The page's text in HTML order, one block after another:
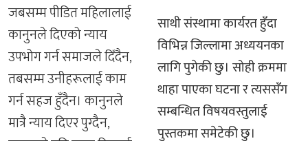
जबसम्म पीडित महिलालाई
कानुनले दिएको न्याय
उपभोग गर्न समाजले दिँदैन,
तबसम्म उनीहरूलाई काम
गर्न सहज हुँदैन। कानुनले
मात्रै न्याय दिएर पुग्दैन,
साथी संस्थामा कार्यरत हुँदा
विभिन्न जिल्लामा अध्ययनका
लागि पुगेकी छु। सोही क्रममा
थाहा पाएका घटना र त्यससँग
सम्बन्धित विषयवस्तुलाई
पुस्तकमा समेटेकी छु।